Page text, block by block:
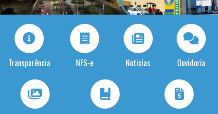
Transparência NFS-e Noticias Ouvidoria